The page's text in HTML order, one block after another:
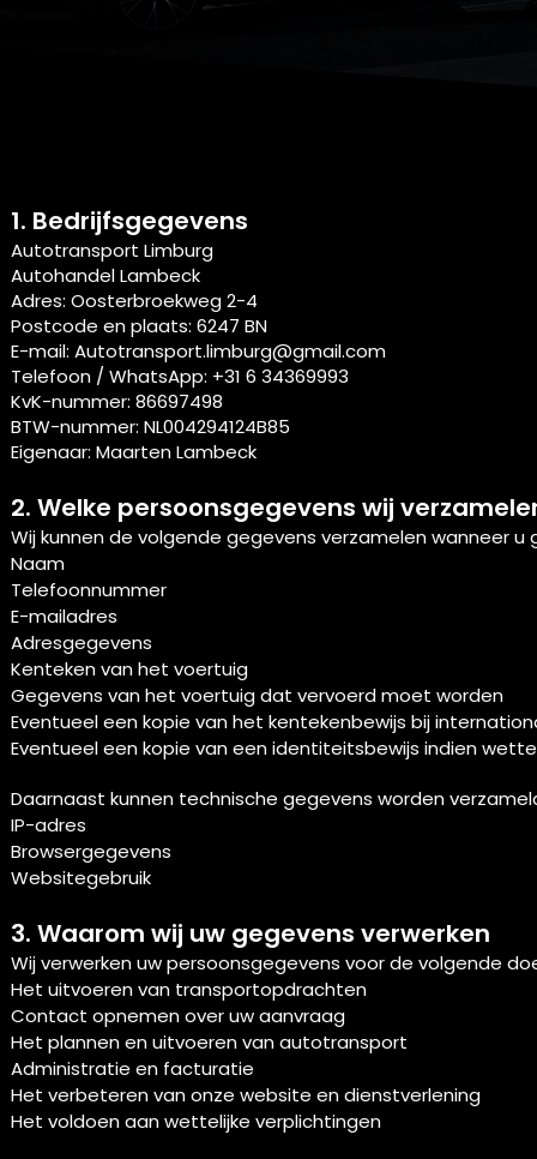
1. Bedrijfsgegevens
Autotransport Limburg
Autohandel Lambeck
Adres: Oosterbroekweg 2-4
Postcode en plaats: 6247 BN
E-mail: Autotransport.limburg@gmail.com
Telefoon / WhatsApp: +31 6 34369993
KvK-nummer: 86697498
BTW-nummer: NL004294124B85
Eigenaar: Maarten Lambeck
2. Welke persoonsgegevens wij
Wij kunnen de volgende gegevens verzamelen wanneer
Naam
Telefoonnummer
E-mailadres
Adresgegevens
Kenteken van het voertuig
Gegevens van het voertuig dat vervoerd moet worden
Eventueel een kopie van het kentekenbewijs bij
Eventueel een kopie van een identiteitsbewijs indien
Daarnaast kunnen technische gegevens worden
IP-adres
Browsergegevens
Websitegebruik
3. Waarom wij uw gegevens verwerken
Wij verwerken uw persoonsgegevens voor de volgende
Het uitvoeren van transportopdrachten
Contact opnemen over uw aanvraag
Het plannen en uitvoeren van autotransport
Administratie en facturatie
Het verbeteren van onze website en dienstverlening
Het voldoen aan wettelijke verplichtingen